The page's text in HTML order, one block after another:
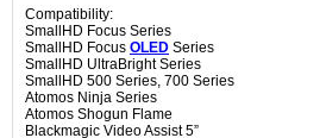
Compatibility:
SmallHD Focus Series
SmallHD Focus OLED Series
SmallHD UltraBright Series
SmallHD 500 Series, 700 Series
Atomos Ninja Series
Atomos Shogun Flame
Blackmagic Video Assist 5”